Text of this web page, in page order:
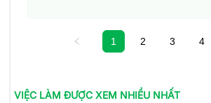
1 2 3 4
VIỆC LÀM ĐƯỢC XEM NHIỀU NHẤT